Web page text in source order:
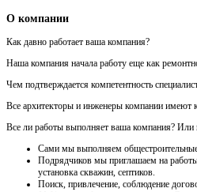
О компании
Как давно работает ваша компания?
Наша компания начала работу еще как
Чем подтверждается компетентность
Все архитекторы и инженеры компании имеют
Все ли работы выполняет ваша компания? Или
Сами мы выполняем
Подрядчиков мы приглашаем на
установка скважин, септиков.
Поиск, привлечение, соблюдение